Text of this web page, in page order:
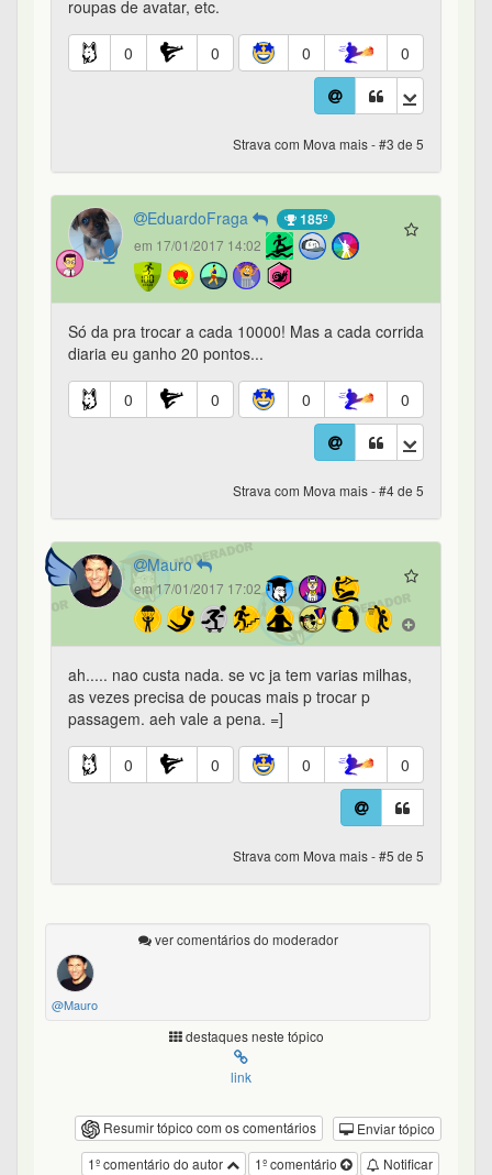
roupas de avatar, etc.
0 0 0 0
Strava com Mova mais - #3 de 5
EduardoFraga 185º
em 17/01/2017 14:02
Só da pra trocar a cada 10000! Mas a cada corrida
diaria eu ganho 20 pontos...
0 0 0 0
Strava com Mova mais - #4 de 5
Mauro
em 17/01/2017 17:02
ah..... nao custa nada. se vc ja tem varias milhas,
as vezes precisa de poucas mais p trocar p
passagem. aeh vale a pena. =]
0 0 0 0
Strava com Mova mais - #5 de 5
ver comentários do moderador
@Mauro
destaques neste tópico
link
Resumir tópico com os comentários
Enviar tópico
Notificar
1º comentário
1º comentário do autor